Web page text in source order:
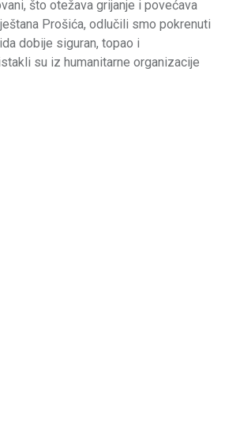
što otežava grijanje i povećava
Prošića, odlučili smo pokrenuti
dobije siguran, topao i
su iz humanitarne organizacije